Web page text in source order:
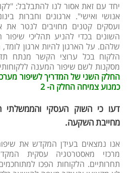
יחד עם זאת אסור לנו להתבלבל:
אנושי ואישי". ארגונים וחברות
ועסקים קטנים מחויבים לנטר את
השונים בכדי להניע תהליכי
שלהם. על הארגון להיות ארגון
הלקוח בכל ערוצי הקשר מנתח
מסקנות לשם שיפור המענה
החלק השני של המדריך לשיפור
כמנוע צמיחה החלק ה-2
דעו כי השוק העסקי והממשלתי
מחייבת השקעה.
אנו נמצאים בעידן המקדש את
מרכזי מאסטרטגיה עסקית
תחרותיים. הלקוחות הפכו